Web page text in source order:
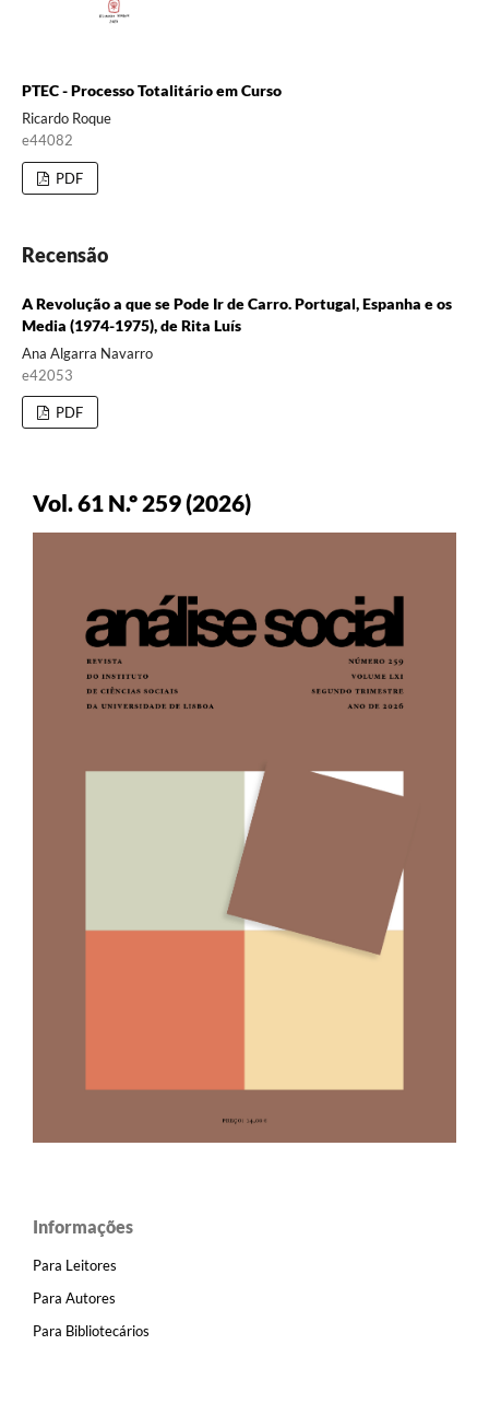
PTEC - Processo Totalitário em Curso
Ricardo Roque
e44082
PDF
Recensão
A Revolução a que se Pode Ir de Carro. Portugal, Espanha e os
Media (1974-1975), de Rita Luís
Ana Algarra Navarro
e42053
PDF
Vol. 61 N.º 259 (2026)
Informações
Para Leitores
Para Autores
Para Bibliotecários